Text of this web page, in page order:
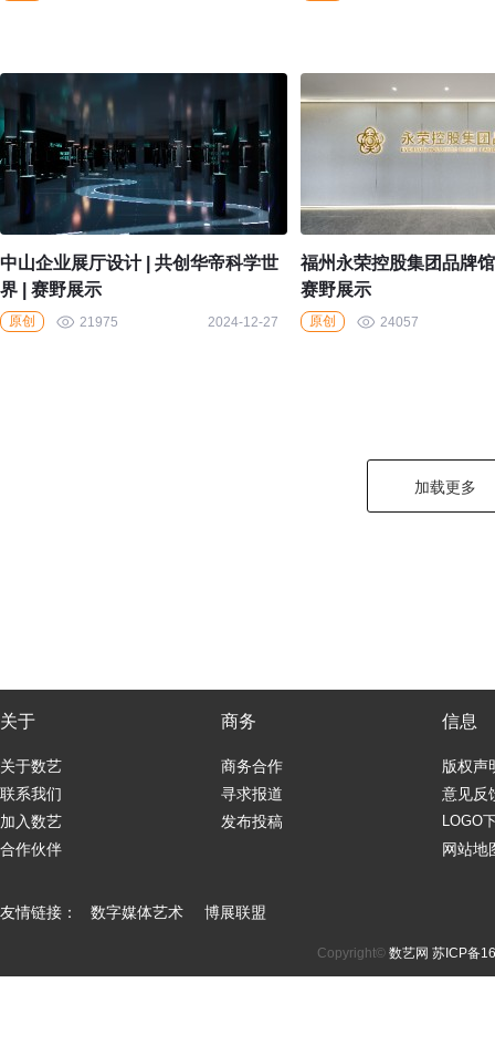
中山企业展厅设计 | 共创华帝科学世
界 | 赛野展示
原创 21975 2024-12-27
福州永荣控股集团品牌
赛野展示
原创 24057
加载更多
关于
关于数艺
联系我们
加入数艺
合作伙伴
商务
商务合作
寻求报道
发布投稿
信息
版权声
意见反
LOGO
网站地
友情链接： 数字媒体艺术 博展联盟
Copyright© 数艺网 苏ICP备